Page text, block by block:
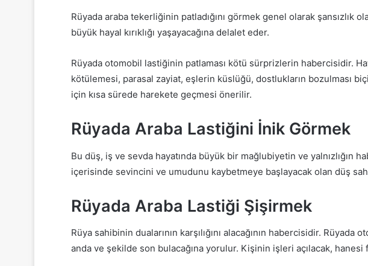
Rüyada araba tekerliğinin patladığını görmek genel olarak
büyük hayal kırıklığı yaşayacağına delalet eder.
Rüyada otomobil lastiğinin patlaması kötü sürprizlerin habercisidir.
kötülemesi, parasal zayiat, eşlerin küslüğü, dostlukların bozulması
için kısa sürede harekete geçmesi önerilir.
Rüyada Araba Lastiğini İnik Görmek
Bu düş, iş ve sevda hayatında büyük bir mağlubiyetin ve yalnızlığın
içerisinde sevincini ve umudunu kaybetmeye başlayacak olan düş
Rüyada Araba Lastiği Şişirmek
Rüya sahibinin dualarının karşılığını alacağının habercisidir.
anda ve şekilde son bulacağına yorulur. Kişinin işleri açılacak, hanesi